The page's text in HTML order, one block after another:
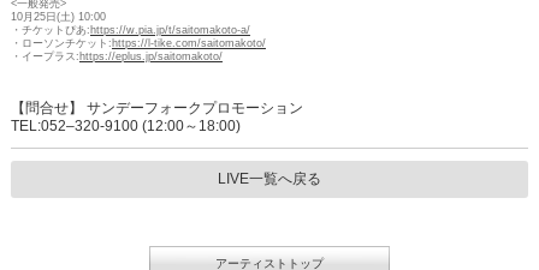
<一般発売>
10月25日(土) 10:00
・チケットぴあ: https://w.pia.jp/t/saitomakoto-a/
・ローソンチケット: https://l-tike.com/saitomakoto/
・イープラス: https://eplus.jp/saitomakoto/
【問合せ】 サンデーフォークプロモーション
TEL:052–320-9100 (12:00～18:00)
LIVE一覧へ戻る
アーティストトップ